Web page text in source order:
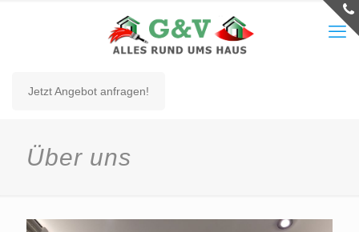
Jetzt Angebot anfragen!
Über uns